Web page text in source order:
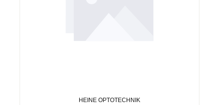
HEINE OPTOTECHNIK